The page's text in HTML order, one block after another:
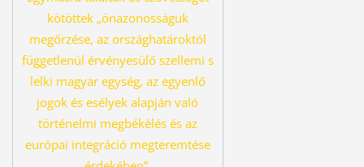
kötöttek „önazonosságuk
megőrzése, az országhatároktól
függetlenül érvényesülő szellemi s
lelki magyar egység, az egyenlő
jogok és esélyek alapján való
történelmi megbékélés és az
európai integráció megteremtése